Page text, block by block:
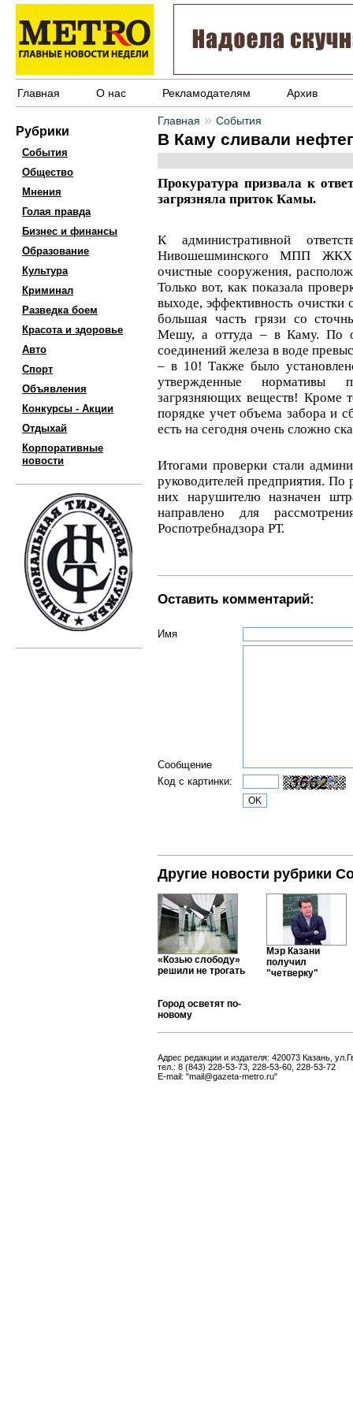
Главная О нас Рекламодателям Архив
Рубрики
События
Общество
Мнения
Голая правда
Бизнес и финансы
Образование
Культура
Криминал
Разведка боем
Красота и здоровье
Авто
Спорт
Объявления
Конкурсы - Акции
Отдыхай
Корпоративные
новости
Главная » События
В Каму сливали
Прокуратура призвала к
загрязняла приток Камы.
К административной
Нивошешминского МПП ЖКХ.
очистные сооружения,
Только вот, как показала
выходе, эффективность очистки
большая часть грязи со
Мешу, а оттуда – в Каму. По
соединений железа в воде
– в 10! Также было
утвержденные нормативы
загрязняющих веществ! Кроме
порядке учет объема забора и
есть на сегодня очень сложно
Итогами проверки стали
руководителей предприятия. По
них нарушителю назначен
направлено для
Роспотребнадзора РТ.
Оставить комментарий:
Имя
Сообщение
Код с картинки:
Другие новости рубрики
«Козью слободу»
решили не трогать
Мэр Казани
получил
"четверку"
Город осветят по-
новому
Адрес редакции и издателя: 420073 Казань,
тел.: 8 (843) 228-53-73, 228-53-60, 228-53-72
E-mail: "mail@gazeta-metro.ru"